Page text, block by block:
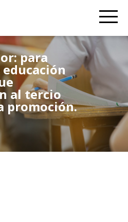
para
educación
al tercio
promoción.